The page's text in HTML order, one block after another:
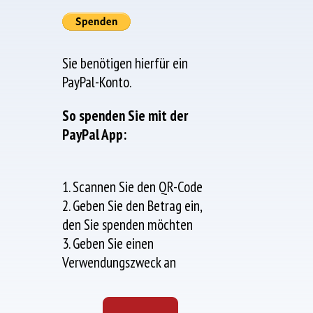
Sie benötigen hierfür ein
PayPal-Konto.
So spenden Sie mit der
PayPal App:
1. Scannen Sie den QR-Code
2. Geben Sie den Betrag ein,
den Sie spenden möchten
3. Geben Sie einen
Verwendungszweck an